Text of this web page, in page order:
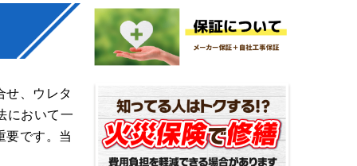
せ、ウレタ
において一
要です。当